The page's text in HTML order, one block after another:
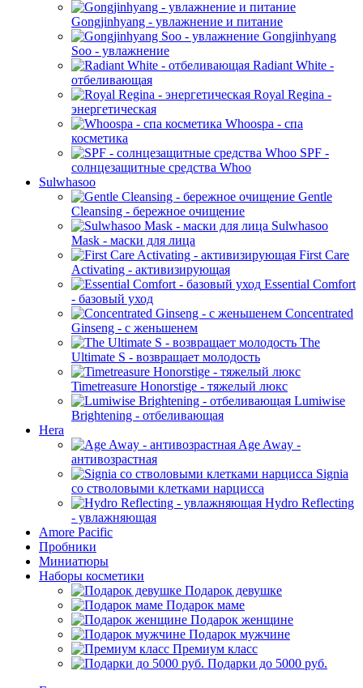
Gongjinhyang - увлажнение и питание
Gongjinhyang
Soo - увлажнение
Radiant White -
отбеливающая
Royal Regina -
энергетическая
Whoospa - спа
косметика
SPF -
солнцезащитные средства Whoo
Sulwhasoo
Gentle
Cleansing - бережное очищение
Sulwhasoo
Mask - маски для лица
First Care
Activating - активизирующая
Essential Comfort
- базовый уход
Concentrated
Ginseng - с женьшенем
The
Ultimate S - возвращает молодость
Timetreasure Honorstige - тяжелый люкс
Lumiwise
Brightening - отбеливающая
Hera
Age Away -
антивозрастная
Signia
со стволовыми клетками нарцисса
Hydro Reflecting
- увлажняющая
Amore Pacific
Пробники
Миниатюры
Наборы косметики
Подарок девушке
Подарок маме
Подарок женщине
Подарок мужчине
Премиум класс
Подарки до 5000 руб.